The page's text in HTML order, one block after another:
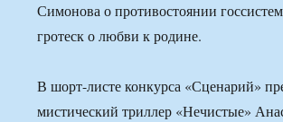
Симонова о противостоянии
гротеск о любви к родине.
В шорт-листе конкурса «Сценарий»
мистический триллер «Нечистые»